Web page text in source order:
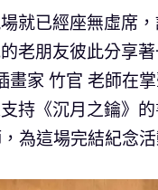
就已經座無虛席
老朋友彼此分享
畫家 竹官 老師在
持《沉月之鑰》
為這場完結紀念